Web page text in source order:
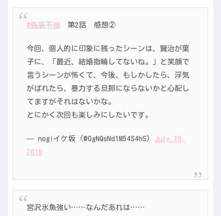
#偽装不倫 第2話 感想②
今回、個人的に印象に残ったシーンは、賢治が葉
子に、「最近、結婚指輪してないね。」と笑顔で
言うシーンが怖くて、今後、もしかしたら、浮気
がばれたら、暴力する旦那にならないかと心配し
てますがそれはないかな。
とにかく次回も楽しみにしたいです。
— nogiイケ坂 (@0gNQsNd1M54S4hS) July 18,
2019
宮沢氷魚強い……なんだあれは……